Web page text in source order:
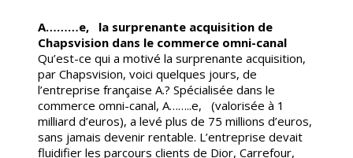
A………e, la surprenante acquisition de
Chapsvision dans le commerce omni-canal
Qu’est-ce qui a motivé la surprenante acquisition,
par Chapsvision, voici quelques jours, de
l’entreprise française A.? Spécialisée dans le
commerce omni-canal, A……..e, (valorisée à 1
milliard d’euros), a levé plus de 75 millions d’euros,
sans jamais devenir rentable. L’entreprise devait
fluidifier les parcours clients de Dior, Carrefour,